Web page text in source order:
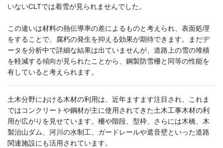
いないCLTでは着雪が見られませんでした。
この違いは材料の熱伝導率の差によるものと考えられ、表面処理
をすることで、腐朽の発生を抑える効果が期待できます。まだデ
ータを分析中で詳細な結果は出ていませんが、道路上の雪の堆積
を軽減する傾向が見られたことから、鋼製防雪柵と同等の性能を
有していると考えられます。
土木分野における木材の利用は、近年ますます注目され、これま
ではコンクリートや鋼材が主に使用されてきた土木工事木材の利
用が広がりを見せています。柵や階段、型枠、さらには木橋、木
製治山ダム、河川の水制工、ガードレールや遮音壁といった道路
関連施設にも活用されています。